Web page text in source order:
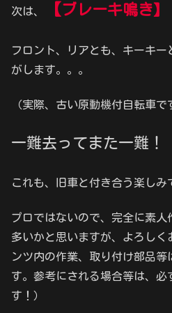
次は、 【ブレーキ鳴き】
フロント、リアとも、キーキ
がします。。。
（実際、古い原動機付自転車で
一難去ってまた一難！
これも、旧車と付き合う楽しみ
プロではないので、完全に素
多いかと思いますが、よろし
ンツ内の作業、取り付け部品
す。参考にされる場合等は、必
す！）